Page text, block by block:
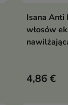

Isana Anti
włosów
4,86 €